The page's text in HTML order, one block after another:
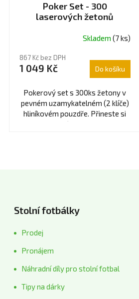
Poker Set - 300
laserových žetonů
produktu
je
5
hvězdiček.
Skladem (7 ks)
867 Kč bez DPH
1 049 Kč Do košíku
Pokerový set s 300ks žetony v
pevném uzamykatelném (2 klíče)
hliníkovém pouzdře. Přineste si
kasino domů s touto vysoce
Stolní fotbálky
Prodej
Pronájem
Náhradní díly pro stolní fotbal
Tipy na dárky